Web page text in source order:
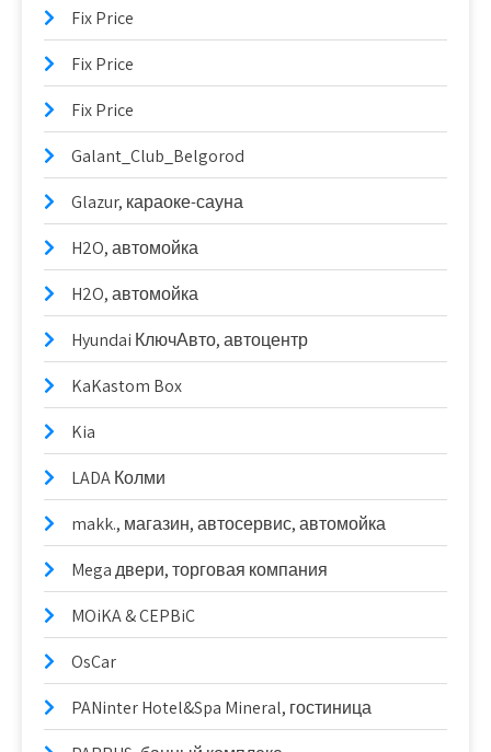
Fix Price
Fix Price
Fix Price
Galant_Club_Belgorod
Glazur, караоке-сауна
H2O, автомойка
H2O, автомойка
Hyundai КлючАвто, автоцентр
KaKastom Box
Kia
LADA Колми
makk., магазин, автосервис, автомойка
Mega двери, торговая компания
MOiKA & CEPBiC
OsCar
PANinter Hotel&Spa Mineral, гостиница